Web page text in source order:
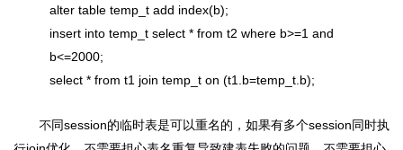
alter table temp_t add index(b);
insert into temp_t select * from t2 where b>=1 and
b<=2000;
select * from t1 join temp_t on (t1.b=temp_t.b);
不同session的临时表是可以重名的，如果有多个session同时执